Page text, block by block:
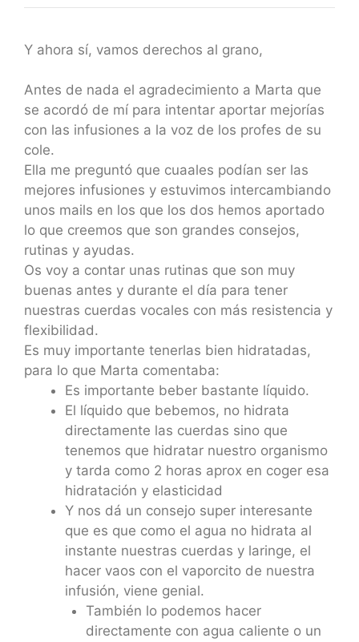
Y ahora sí, vamos derechos al grano,
Antes de nada el agradecimiento a Marta que
se acordó de mí para intentar aportar mejorías
con las infusiones a la voz de los profes de su
cole.
Ella me preguntó que cuaales podían ser las
mejores infusiones y estuvimos intercambiando
unos mails en los que los dos hemos aportado
lo que creemos que son grandes consejos,
rutinas y ayudas.
Os voy a contar unas rutinas que son muy
buenas antes y durante el día para tener
nuestras cuerdas vocales con más resistencia y
flexibilidad.
Es muy importante tenerlas bien hidratadas,
para lo que Marta comentaba:
Es importante beber bastante líquido.
El líquido que bebemos, no hidrata
directamente las cuerdas sino que
tenemos que hidratar nuestro organismo
y tarda como 2 horas aprox en coger esa
hidratación y elasticidad
Y nos dá un consejo super interesante
que es que como el agua no hidrata al
instante nuestras cuerdas y laringe, el
hacer vaos con el vaporcito de nuestra
infusión, viene genial.
También lo podemos hacer
directamente con agua caliente o un